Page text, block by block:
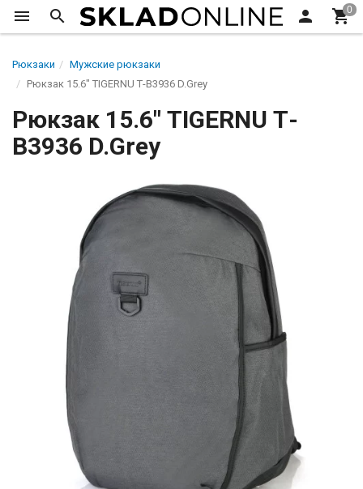
Рюкзаки
Мужские рюкзаки
Рюкзак 15.6" TIGERNU Т-В3936 D.Grey
Рюкзак 15.6" TIGERNU Т-
В3936 D.Grey